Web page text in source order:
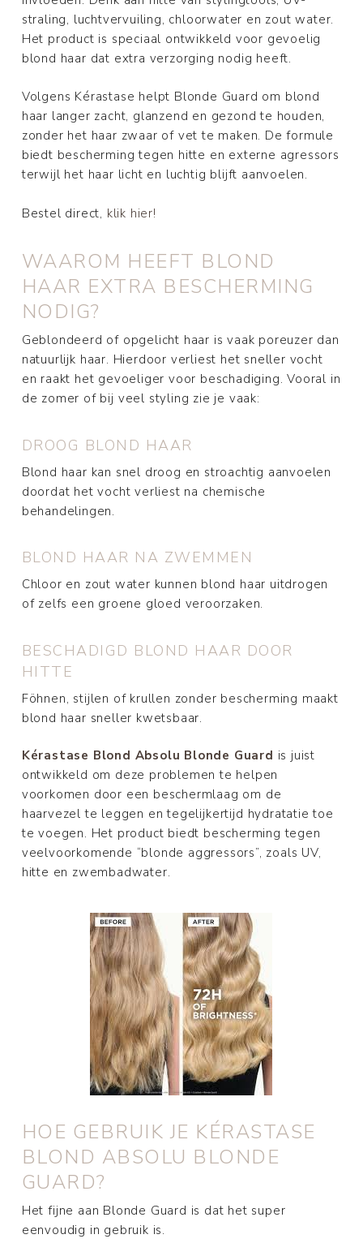
straling, luchtvervuiling, chloorwater en zout water.
Het product is speciaal ontwikkeld voor gevoelig
blond haar dat extra verzorging nodig heeft.
Volgens Kérastase helpt Blonde Guard om blond
haar langer zacht, glanzend en gezond te houden,
zonder het haar zwaar of vet te maken. De formule
biedt bescherming tegen hitte en externe agressors
terwijl het haar licht en luchtig blijft aanvoelen.
Bestel direct, klik hier!
WAAROM HEEFT BLOND
HAAR EXTRA BESCHERMING
NODIG?
Geblondeerd of opgelicht haar is vaak poreuzer dan
natuurlijk haar. Hierdoor verliest het sneller vocht
en raakt het gevoeliger voor beschadiging. Vooral in
de zomer of bij veel styling zie je vaak:
DROOG BLOND HAAR
Blond haar kan snel droog en stroachtig aanvoelen
doordat het vocht verliest na chemische
behandelingen.
BLOND HAAR NA ZWEMMEN
Chloor en zout water kunnen blond haar uitdrogen
of zelfs een groene gloed veroorzaken.
BESCHADIGD BLOND HAAR DOOR
HITTE
Föhnen, stijlen of krullen zonder bescherming maakt
blond haar sneller kwetsbaar.
Kérastase Blond Absolu Blonde Guard is juist
ontwikkeld om deze problemen te helpen
voorkomen door een beschermlaag om de
haarvezel te leggen en tegelijkertijd hydratatie toe
te voegen. Het product biedt bescherming tegen
veelvoorkomende “blonde aggressors”, zoals UV,
hitte en zwembadwater.
HOE GEBRUIK JE KÉRASTASE
BLOND ABSOLU BLONDE
GUARD?
Het fijne aan Blonde Guard is dat het super
eenvoudig in gebruik is.